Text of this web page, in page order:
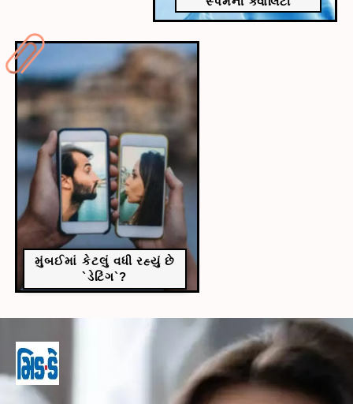
મુંબઈમાં કેટલું વધી રહ્યું છે
`ડેટિંગ`?